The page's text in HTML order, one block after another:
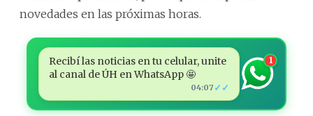
novedades en las próximas horas.
Recibí las noticias en tu celular, unite
al canal de ÚH en WhatsApp 🤩
04:07 ✓✓
1